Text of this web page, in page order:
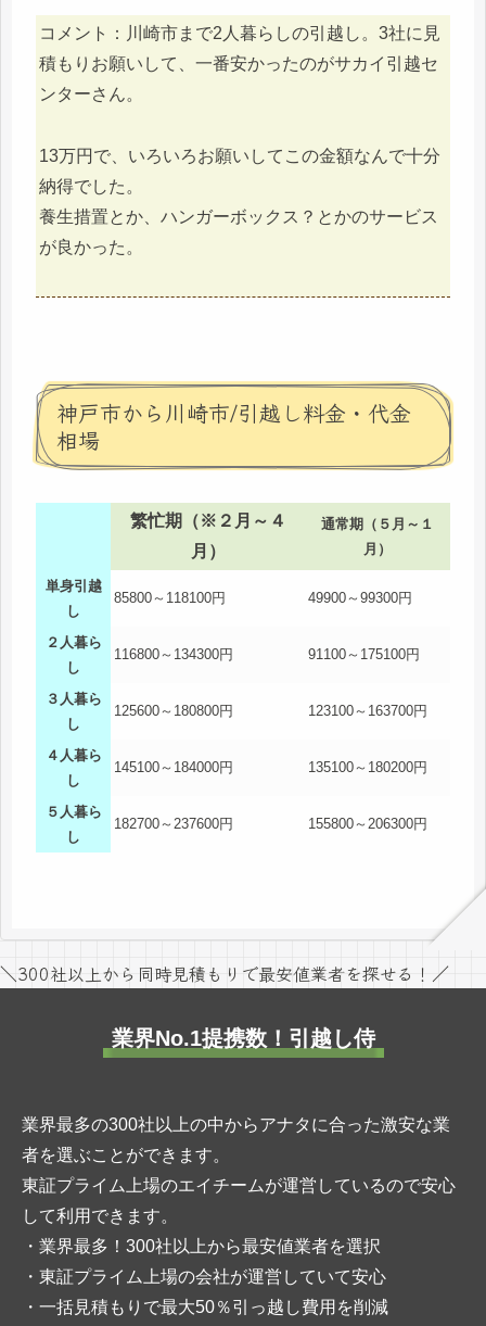
コメント：川崎市まで2人暮らしの引越し。3社に見
積もりお願いして、一番安かったのがサカイ引越セ
ンターさん。
13万円で、いろいろお願いしてこの金額なんで十分
納得でした。
養生措置とか、ハンガーボックス？とかのサービス
が良かった。
神戸市から川崎市/引越し料金・代金
相場
繁忙期（※２月～４
月）
通常期（５月～１
月）
単身引越
し
85800～118100円 49900～99300円
２人暮ら
し
116800～134300円 91100～175100円
３人暮ら
し
125600～180800円 123100～163700円
４人暮ら
し
145100～184000円 135100～180200円
５人暮ら
し
182700～237600円 155800～206300円
＼300社以上から同時見積もりで最安値業者を探せる！／
業界No.1提携数！引越し侍
業界最多の300社以上の中からアナタに合った激安な業
者を選ぶことができます。
東証プライム上場のエイチームが運営しているので安心
して利用できます。
・業界最多！300社以上から最安値業者を選択
・東証プライム上場の会社が運営していて安心
・一括見積もりで最大50％引っ越し費用を削減